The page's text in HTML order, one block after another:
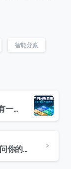
智能分账
5款好用的分账系统大盘点，总有一款适合你的平台
关于分账系统，这3个灵魂拷问你的答案是什么？